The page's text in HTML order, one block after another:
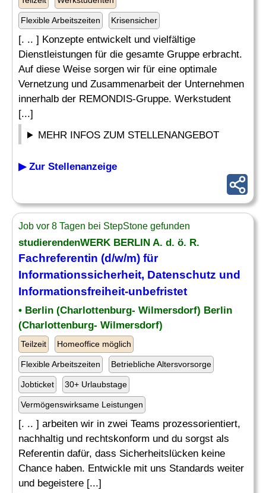
Flexible Arbeitszeiten Krisensicher
[. .. ] Konzepte entwickelt und vielfältige
Dienstleistungen für die gesamte Gruppe erbracht.
Auf diese Weise sorgen wir für eine optimale
Vernetzung und Zusammenarbeit der Unternehmen
innerhalb der REMONDIS-Gruppe. Werkstudent
[...]
MEHR INFOS ZUM STELLENANGEBOT
▶ Zur Stellenanzeige
Job vor 8 Tagen bei StepStone gefunden
studierendenWERK BERLIN A. d. ö. R.
Fachreferentin (d/w/m) für
Informationssicherheit, Datenschutz und
Informationsfreiheit-unbefristet
• Berlin (Charlottenburg- Wilmersdorf) Berlin
(Charlottenburg- Wilmersdorf)
Teilzeit Homeoffice möglich
Flexible Arbeitszeiten Betriebliche Altersvorsorge
Jobticket 30+ Urlaubstage
Vermögenswirksame Leistungen
[. .. ] arbeiten wir in zwei Teams prozessorientiert,
nachhaltig und rechtskonform und du sorgst als
Referentin dafür, dass Sicherheitslücken keine
Chance haben. Entwickle mit uns Standards weiter
und begeistere [...]